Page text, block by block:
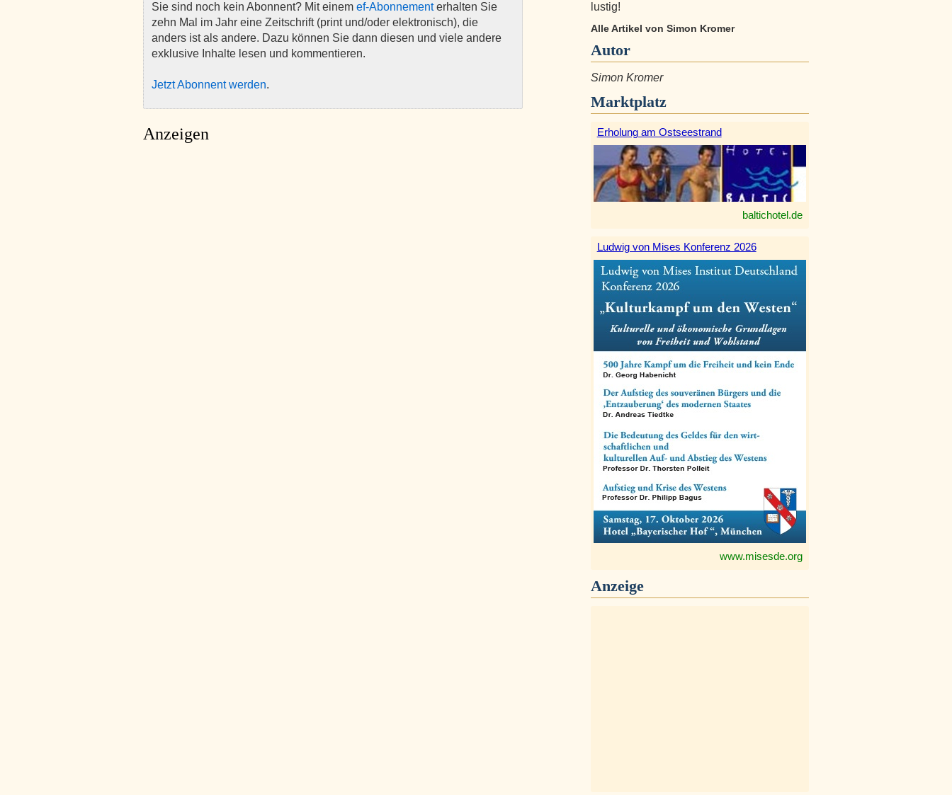
Sie sind noch kein Abonnent? Mit einem ef-Abonnementerhalten Sie
zehn Mal im Jahr eine Zeitschrift (print und/oder elektronisch), die
anders ist als andere. Dazu können Sie dann diesen und viele andere
exklusive Inhalte lesen und kommentieren.
Jetzt Abonnent werden.
Anzeigen
lustig!
Alle Artikel von Simon Kromer
Autor
Simon Kromer
Marktplatz
Erholung am Ostseestrand
baltichotel.de
Ludwig von Mises Konferenz 2026
www.misesde.org
Anzeige